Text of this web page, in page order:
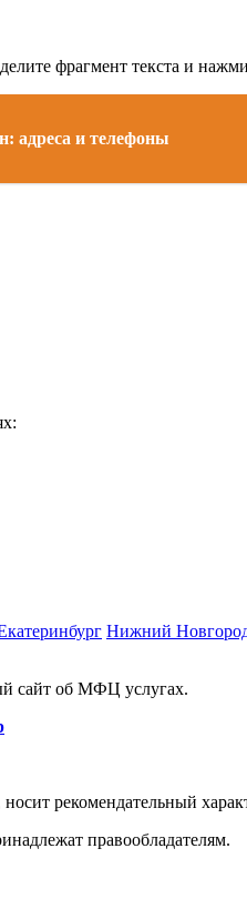
фрагмент текста и
адреса и телефоны
Нижний
сайт об МФЦ услугах.
рекомендательный
правообладателям.